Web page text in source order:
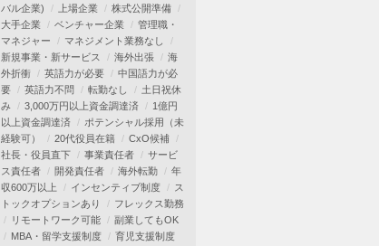
バル企業)
上場企業
株式公開準備
大手企業
ベンチャー企業
管理職・
マネジャー
マネジメント業務なし
新規事業・新サービス
海外出張
海
外折衝
英語力が必要
中国語力が必
要
英語力不問 転勤なし
土日祝休
み
3,000万円以上資金調達済
1億円
以上資金調達済
ポテンシャル採用（未
経験可）
20代役員在籍
CxO候補
社長・役員直下
事業責任者
サービ
ス責任者
開発責任者 海外転勤
年
収600万以上
インセンティブ制度
ス
トックオプションあり
フレックス勤務
リモートワーク可能
副業してもOK
MBA・留学支援制度
育児支援制度